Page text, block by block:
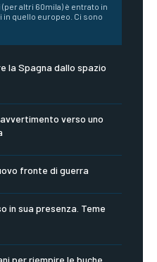
altri 60mila) è entrato in
quello europeo. Ci sono
la Spagna dallo spazio
verso uno
fronte di guerra
in sua presenza. Teme
per riempire le buche